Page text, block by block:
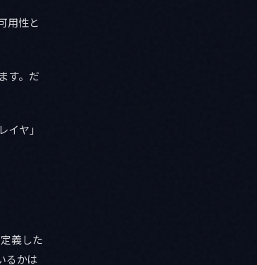
用性と
す。だ
ヤ」
義した
るかは